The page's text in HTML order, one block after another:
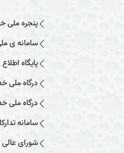
پنجره ملی
سامانه ی
پایگاه
درگاه ملی
درگاه ملی
سامانه
شورای